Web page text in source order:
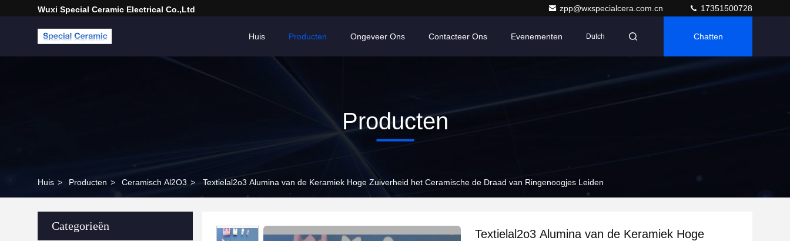
Wuxi Special Ceramic Electrical Co.,Ltd zpp@wxspecialcera.com.cn 17351500728
Huis Producten Ongeveer Ons Contacteer Ons Evenementen Dutch Chatten
Producten
Huis > Producten > Ceramisch Al2O3 > Textielal2o3 Alumina van de Keramiek Hoge Zuiverheid het Ceramische de Draad van Ringenoogjes Leiden
Categorieën
Textielal2o3 Alumina van de Keramiek Hoge